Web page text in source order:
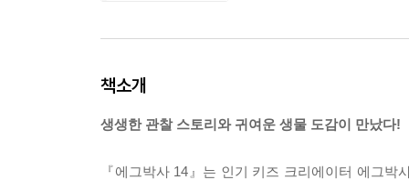
책소개
생생한 관찰 스토리와 귀여운 생물 도감이 만났다!
『에그박사 14』는 인기 키즈 크리에이터 에그